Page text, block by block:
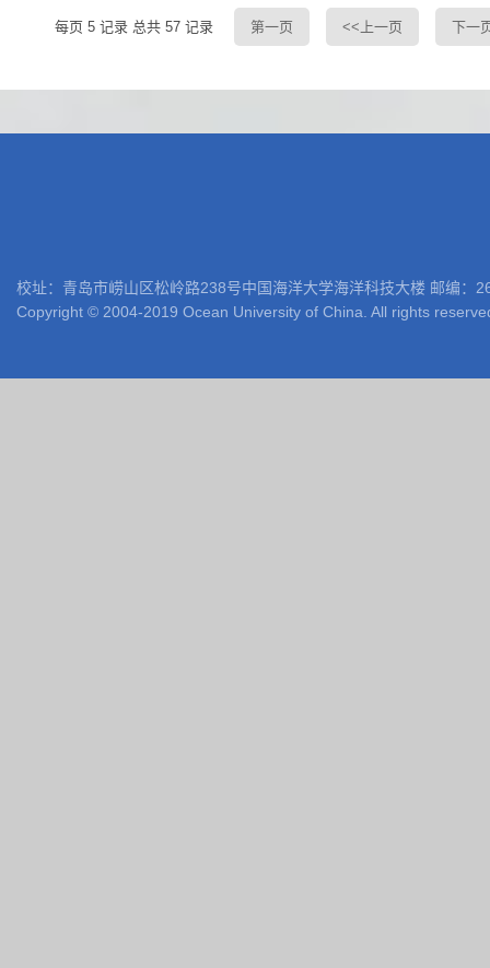
每页 5 记录 总共 57 记录 第一页 <<上一页 下一
校址：青岛市崂山区松岭路238号中国海洋大学海洋科技大楼 邮编
Copyright © 2004-2019 Ocean University of China. All rights